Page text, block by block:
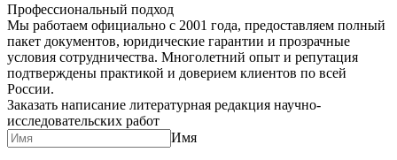
Профессиональный подход
Мы работаем официально с 2001 года, предоставляем полный
пакет документов, юридические гарантии и прозрачные
условия сотрудничества. Многолетний опыт и репутация
подтверждены практикой и доверием клиентов по всей
России.
Заказать написание литературная редакция научно-
исследовательских работ
Имя